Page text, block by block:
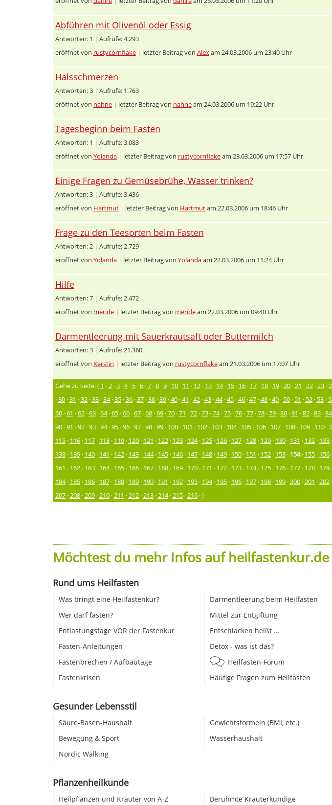
Abführen mit Olivenöl oder Essig
Antworten: 1 | Aufrufe: 4.293
eröffnet von rustycornflake| letzter Beitrag von Alexam 24.03.2006 um 23:40 Uhr
Halsschmerzen
Antworten: 3 | Aufrufe: 1.763
eröffnet von nahne| letzter Beitrag von nahneam 24.03.2006 um 19:22 Uhr
Tagesbeginn beim Fasten
Antworten: 1 | Aufrufe: 3.083
eröffnet von Yolanda| letzter Beitrag von rustycornflakeam 23.03.2006 um 17:57 Uhr
Einige Fragen zu Gemüsebrühe, Wasser trinken?
Antworten: 3 | Aufrufe: 3.436
eröffnet von Hartmut| letzter Beitrag von Hartmutam 22.03.2006 um 18:46 Uhr
Frage zu den Teesorten beim Fasten
Antworten: 2 | Aufrufe: 2.729
eröffnet von Yolanda| letzter Beitrag von Yolandaam 22.03.2006 um 11:24 Uhr
Hilfe
Antworten: 7 | Aufrufe: 2.472
eröffnet von meride| letzter Beitrag von merideam 22.03.2006 um 09:40 Uhr
Darmentleerung mit Sauerkrautsaft oder Buttermilch
Antworten: 3 | Aufrufe: 21.360
eröffnet von Kerstin | letzter Beitrag von rustycornflakeam 21.03.2006 um 17:07 Uhr
Gehe zu Seite: ( 1 ·2·3·4· 5·6·7·8·9· 10· 11 · 12· 13· 14· 15· 16· 17· 18· 19·20·21 ·22·23·
·30·31 ·32·33·34·35·36·37·38·39·40·41 ·42·43·44·45·46·47·48·49· 50· 51 · 52· 53·
60·61 ·62·63·64·65·66·67·68·69·70·71 ·72·73·74·75·76·77·78·79·80·81 ·82·83·84
90·91 ·92·93·94·95·96·97·98·99· 100· 101 · 102· 103· 104· 105· 106· 107· 108· 109· 110·
115· 116· 117· 118· 119· 120· 121 · 122· 123· 124· 125· 126· 127· 128· 129· 130· 131 · 132· 133·
138· 139· 140· 141 · 142· 143· 144· 145· 146· 147· 148· 149· 150· 151 · 152· 153· 154· 155· 156·
161 · 162· 163· 164· 165· 166· 167· 168· 169· 170· 171 · 172· 173· 174· 175· 176· 177· 178· 179·
184· 185· 186· 187· 188· 189· 190· 191 · 192· 193· 194· 195· 196· 197· 198· 199·200·201 ·202·
207·208·209·210·211 ·212·213·214·215·216· )
Möchtest du mehr Infos auf heilfastenkur.de
Rund ums Heilfasten
Was bringt eine Heilfastenkur?
Wer darf fasten?
Entlastungstage VOR der Fastenkur
Fasten-Anleitungen
Fastenbrechen / Aufbautage
Fastenkrisen
Darmentleerung beim Heilfasten
Mittel zur Entgiftung
Entschlacken heißt ...
Detox - was ist das?
Heilfasten-Forum
Häufige Fragen zum Heilfasten
Gesunder Lebensstil
Säure-Basen-Haushalt
Bewegung & Sport
Nordic Walking
Gewichtsformeln (BMI, etc.)
Wasserhaushalt
Pflanzenheilkunde
Heilpflanzen und Kräuter von A-Z Berühmte Kräuterkundige